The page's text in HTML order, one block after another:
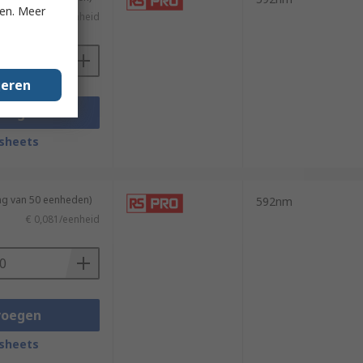
€ 0,05/eenheid
van 50 eenheden)
€ 0,081/eenheid
592nm
Meer